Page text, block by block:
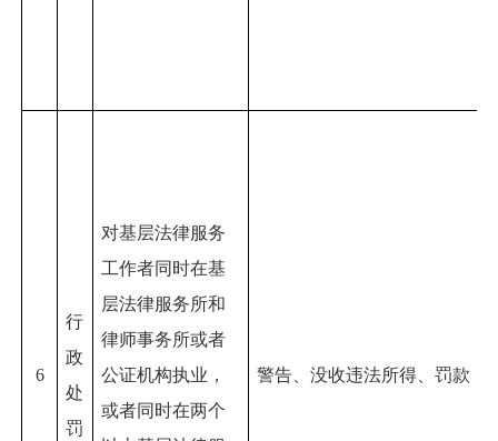
6
行
政
处
罚
对基层法律服务
工作者同时在基
层法律服务所和
律师事务所或者
公证机构执业，
或者同时在两个
警告、没收违法所得、罚款